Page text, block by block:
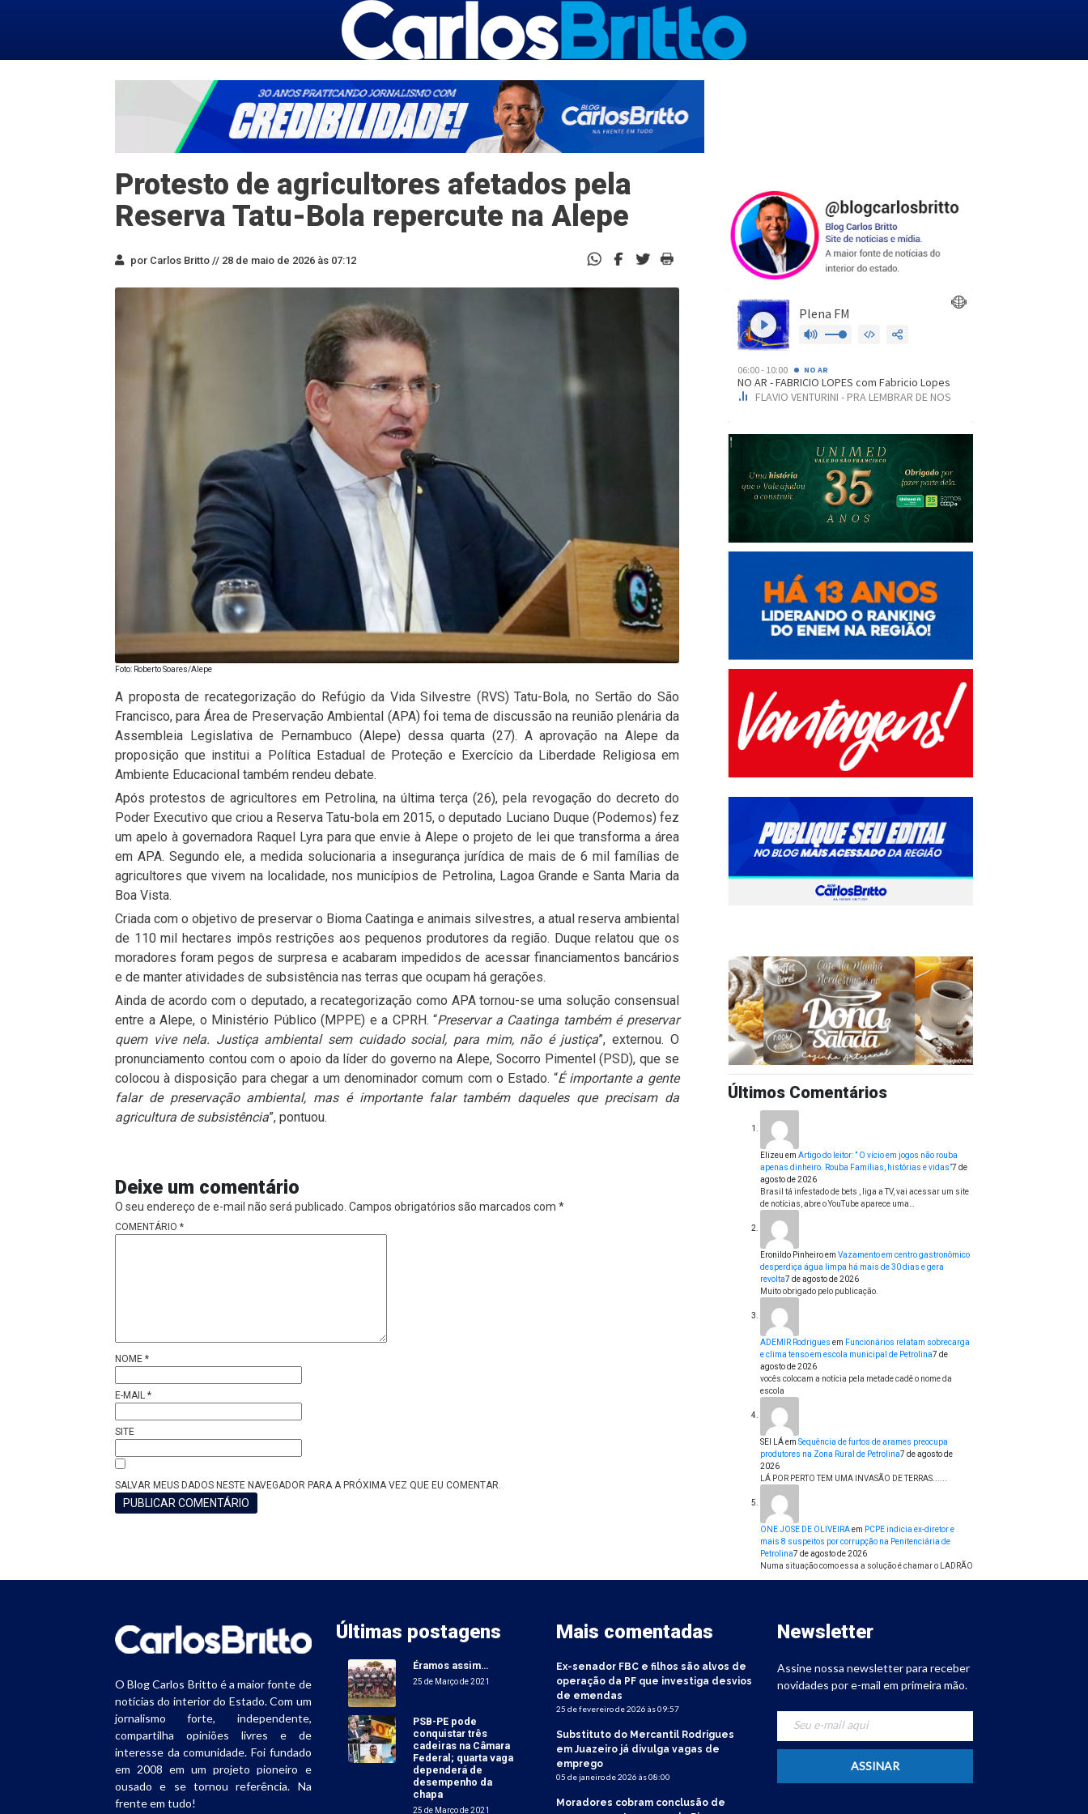
Protesto de agricultores afetados pela
Reserva Tatu-Bola repercute na Alepe
por Carlos Britto // 28 de maio de 2026 às 07:12
Foto: Roberto Soares/Alepe
A proposta de recategorização do Refúgio da Vida Silvestre (RVS) Tatu-Bola, no Sertão do São
Francisco, para Área de Preservação Ambiental (APA) foi tema de discussão na reunião plenária da
Assembleia Legislativa de Pernambuco (Alepe) dessa quarta (27). A aprovação na Alepe da
proposição que institui a Política Estadual de Proteção e Exercício da Liberdade Religiosa em
Ambiente Educacional também rendeu debate.
Após protestos de agricultores em Petrolina, na última terça (26), pela revogação do decreto do
Poder Executivo que criou a Reserva Tatu-bola em 2015, o deputado Luciano Duque (Podemos) fez
um apelo à governadora Raquel Lyra para que envie à Alepe o projeto de lei que transforma a área
em APA. Segundo ele, a medida solucionaria a insegurança jurídica de mais de 6 mil famílias de
agricultores que vivem na localidade, nos municípios de Petrolina, Lagoa Grande e Santa Maria da
Boa Vista.
Criada com o objetivo de preservar o Bioma Caatinga e animais silvestres, a atual reserva ambiental
de 110 mil hectares impôs restrições aos pequenos produtores da região. Duque relatou que os
moradores foram pegos de surpresa e acabaram impedidos de acessar financiamentos bancários
e de manter atividades de subsistência nas terras que ocupam há gerações.
Ainda de acordo com o deputado, a recategorização como APA tornou-se uma solução consensual
entre a Alepe, o Ministério Público (MPPE) e a CPRH. “Preservar a Caatinga também é preservar
quem vive nela. Justiça ambiental sem cuidado social, para mim, não é justiça”, externou. O
pronunciamento contou com o apoio da líder do governo na Alepe, Socorro Pimentel (PSD), que se
colocou à disposição para chegar a um denominador comum com o Estado. “É importante a gente
falar de preservação ambiental, mas é importante falar também daqueles que precisam da
agricultura de subsistência”, pontuou.
Deixe um comentário
O seu endereço de e-mail não será publicado. Campos obrigatórios são marcados com *
COMENTÁRIO *
NOME *
E-MAIL *
SITE
SALVAR MEUS DADOS NESTE NAVEGADOR PARA A PRÓXIMA VEZ QUE EU COMENTAR.
Últimos Comentários
Elizeu em Artigo do leitor: ” O vício em jogos não rouba
apenas dinheiro. Rouba Famílias, histórias e vidas”7 de
agosto de 2026
Brasil tá infestado de bets , liga a TV, vai acessar um site
de notícias, abre o YouTube aparece uma…
Eronildo Pinheiroem Vazamento em centro gastronômico
desperdiça água limpa há mais de 30 dias e gera
revolta7 de agosto de 2026
Muito obrigado pelo publicação.
ADEMIR Rodrigues em Funcionários relatam sobrecarga
e clima tenso em escola municipal de Petrolina7 de
agosto de 2026
vocês colocam a notícia pela metade cadê o nome da
escola
SEI LÁem Sequência de furtos de arames preocupa
produtores na Zona Rural de Petrolina7 de agosto de
2026
LÁ POR PERTO TEM UMA INVASÃO DE TERRAS......
ONE JOSE DE OLIVEIRAem PCPE indicia ex-diretor e
mais 8 suspeitos por corrupção na Penitenciária de
Petrolina7 de agosto de 2026
Numa situação como essa a solução é chamar o LADRÃO
O Blog Carlos Britto é a maior fonte de
notícias do interior do Estado. Com um
jornalismo forte, independente,
compartilha opiniões livres e de
interesse da comunidade. Foi fundado
em 2008 em um projeto pioneiro e
ousado e se tornou referência. Na
frente em tudo!
Últimas postagens
Éramos assim…
25 de Março de 2021
PSB-PE pode
conquistar três
cadeiras na Câmara
Federal; quarta vaga
dependerá de
desempenho da
chapa
25 de Março de 2021
Mais comentadas
Ex-senador FBC e filhos são alvos de
operação da PF que investiga desvios
de emendas
25 de fevereiro de 2026 às 09:57
Substituto do Mercantil Rodrigues
em Juazeiro já divulga vagas de
emprego
05 de janeiro de 2026 às 08:00
Moradores cobram conclusão de
Newsletter
Assine nossa newsletter para receber
novidades por e-mail em primeira mão.